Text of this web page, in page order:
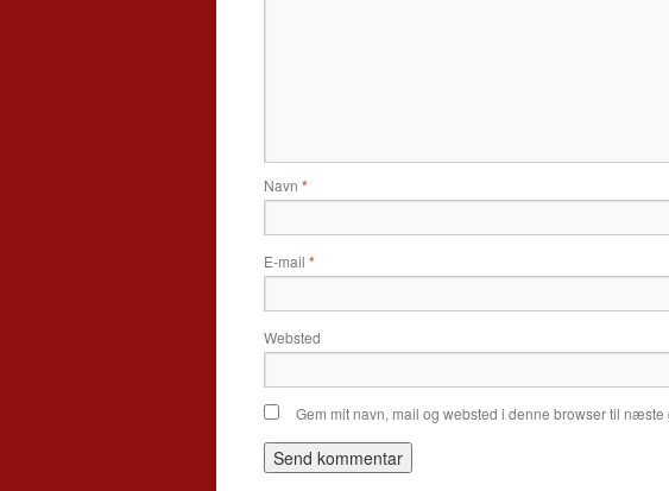
Navn *
E-mail *
Websted
Gem mit navn, mail og websted i denne browser til næste